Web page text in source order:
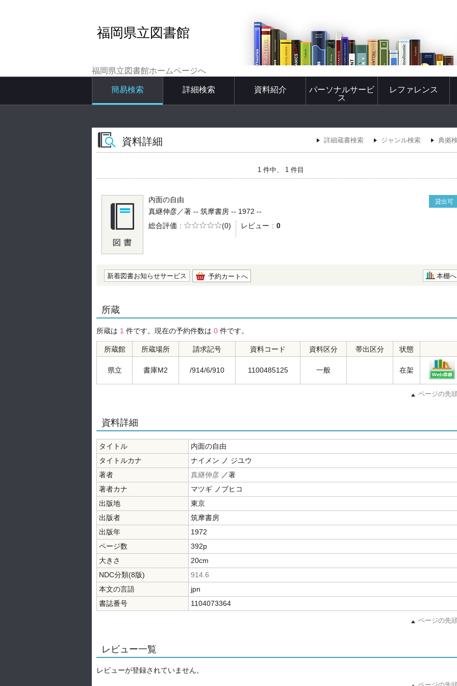
福岡県立図書館
福岡県立図書館ホームページへ
簡易検索 詳細検索 資料紹介
パーソナルサービ
ス
レファレンス
資料詳細 詳細蔵書検索 ジャンル検索 典拠
1 件中、 1 件目
内面の自由 貸出可
真継伸彦／著 -- 筑摩書房 -- 1972 --
総合評価
5段階評価
(0) レビュー 0
新着図書お知らせサービス 予約カートへ 本棚へ
所蔵
所蔵は 1 件です。現在の予約件数は 0 件です。
所蔵館 所蔵場所 請求記号 資料コード 資料区分 帯出区分 状態
県立 書庫M2 /914/6/910 1100485125 一般 在架
ページの先
資料詳細
タイトル
内面の自由
タイトルカナ
ナイメン ノ ジユウ
著者
真継伸彦 ／著
著者カナ
マツギ ノブヒコ
出版地
東京
出版者
筑摩書房
出版年
1972
ページ数
392p
大きさ
20cm
NDC分類(8版)
914.6
本文の言語
jpn
書誌番号
1104073364
ページの先
レビュー一覧
レビューが登録されていません。